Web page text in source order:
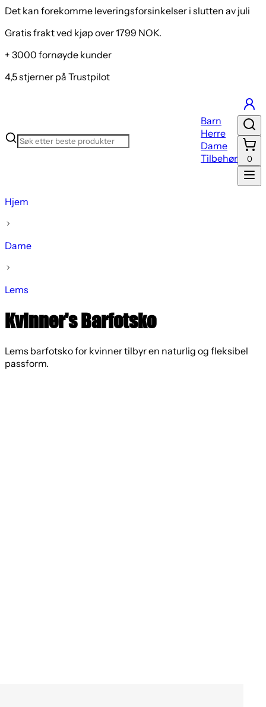
Det kan forekomme leveringsforsinkelser i slutten av juli
Gratis frakt ved kjøp over 1799 NOK.
+ 3000 fornøyde kunder
4,5 stjerner på Trustpilot
Barn
Herre
Dame
Tilbehør
0
Hjem
Dame
Lems
Kvinner's Barfotsko
Lems barfotsko for kvinner tilbyr en naturlig og fleksibel
passform.